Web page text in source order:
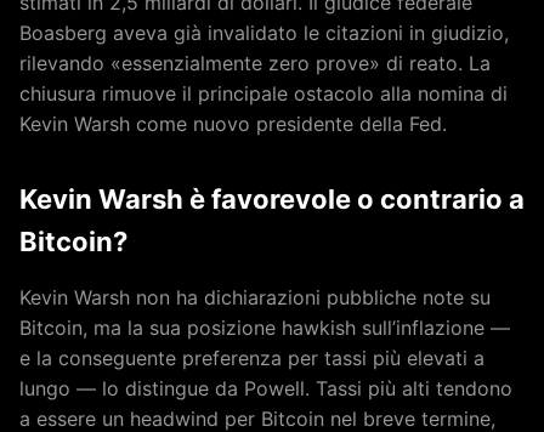
Boasberg aveva già invalidato le citazioni in giudizio,
rilevando «essenzialmente zero prove» di reato. La
chiusura rimuove il principale ostacolo alla nomina di
Kevin Warsh come nuovo presidente della Fed.
Kevin Warsh è favorevole o contrario a
Bitcoin?
Kevin Warsh non ha dichiarazioni pubbliche note su
Bitcoin, ma la sua posizione hawkish sull’inflazione —
e la conseguente preferenza per tassi più elevati a
lungo — lo distingue da Powell. Tassi più alti tendono
a essere un headwind per Bitcoin nel breve termine,